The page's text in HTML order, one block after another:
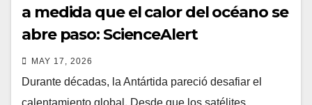
a medida que el calor del océano se
abre paso: ScienceAlert
MAY 17, 2026
Durante décadas, la Antártida pareció desafiar el
calentamiento global. Desde que los satélites